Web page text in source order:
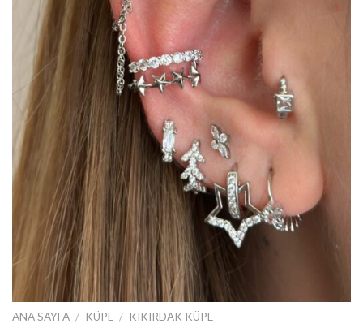
ANA SAYFA / KÜPE / KIKIRDAK KÜPE